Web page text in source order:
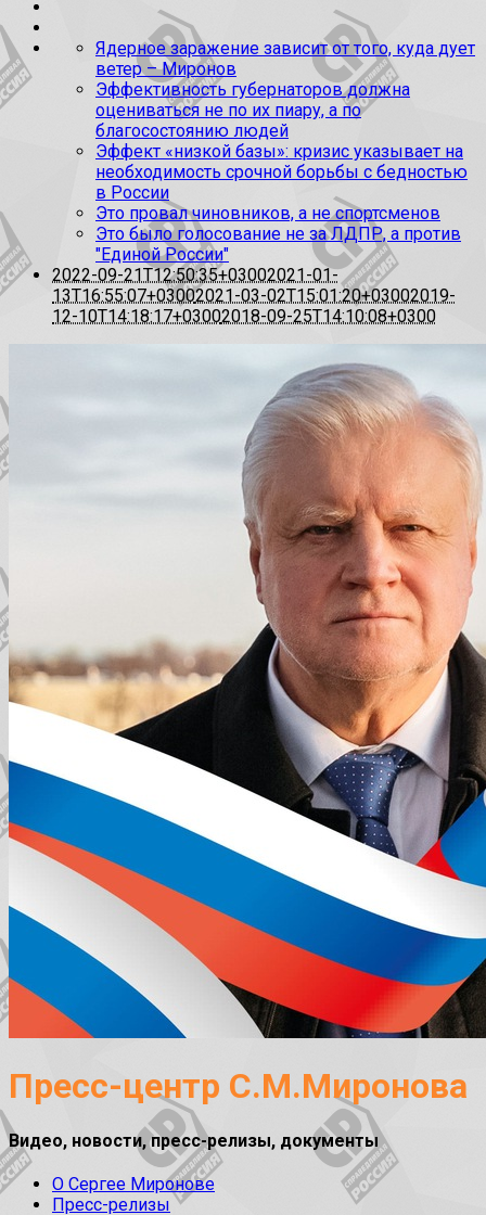
Ядерное заражение зависит от того, куда дует
ветер – Миронов
Эффективность губернаторов должна
оцениваться не по их пиару, а по
благосостоянию людей
Эффект «низкой базы»: кризис указывает на
необходимость срочной борьбы с бедностью
в России
Это провал чиновников, а не спортсменов
Это было голосование не за ЛДПР, а против
"Единой России"
2022-09-21T12:50:35+03002021-01-
13T16:55:07+03002021-03-02T15:01:20+03002019-
12-10T14:18:17+03002018-09-25T14:10:08+0300
Пресс-центр С.М.Миронова
Видео, новости, пресс-релизы, документы
О Сергее Миронове
Пресс-релизы